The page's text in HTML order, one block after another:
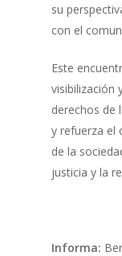
su
con el
Este
visibilización
derechos de
y refuerza el
de la
justicia y la
Informa: